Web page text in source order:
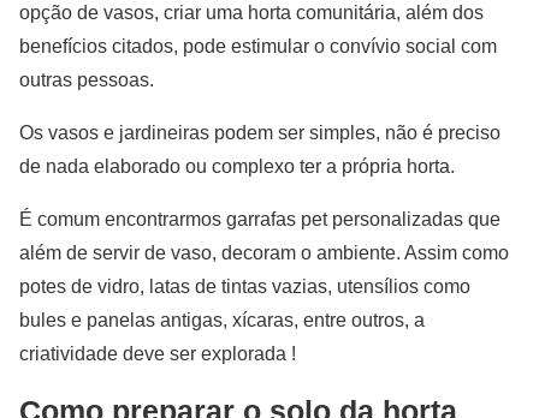
opção de vasos, criar uma horta comunitária, além dos
benefícios citados, pode estimular o convívio social com
outras pessoas.
Os vasos e jardineiras podem ser simples, não é preciso
de nada elaborado ou complexo ter a própria horta.
É comum encontrarmos garrafas pet personalizadas que
além de servir de vaso, decoram o ambiente. Assim como
potes de vidro, latas de tintas vazias, utensílios como
bules e panelas antigas, xícaras, entre outros, a
criatividade deve ser explorada !
Como preparar o solo da horta